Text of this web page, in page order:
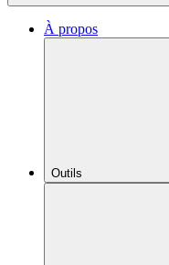
À propos
Outils